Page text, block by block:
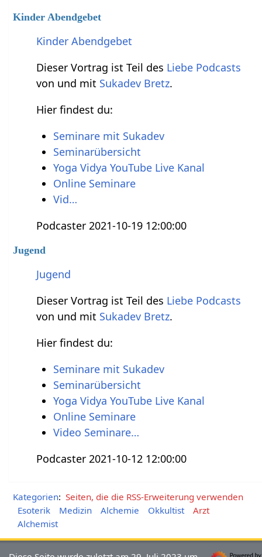
Kinder Abendgebet
Kinder Abendgebet
Dieser Vortrag ist Teil des Liebe Podcasts
von und mit Sukadev Bretz.
Hier findest du:
Seminare mit Sukadev
Seminarübersicht
Yoga Vidya YouTube Live Kanal
Online Seminare
Vid…
Podcaster 2021-10-19 12:00:00
Jugend
Jugend
Dieser Vortrag ist Teil des Liebe Podcasts
von und mit Sukadev Bretz.
Hier findest du:
Seminare mit Sukadev
Seminarübersicht
Yoga Vidya YouTube Live Kanal
Online Seminare
Video Seminare…
Podcaster 2021-10-12 12:00:00
Kategorien: Seiten, die die RSS-Erweiterung verwenden
Esoterik
Medizin Alchemie Okkultist
Arzt
Alchemist